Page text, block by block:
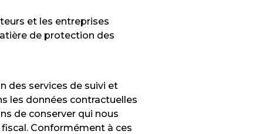
et les entreprises
de protection des
des services de suivi et
les données contractuelles
de conserver qui nous
Conformément à ces